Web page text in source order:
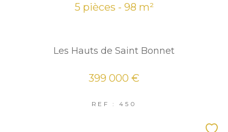
5 pièces - 98 m²
Les Hauts de Saint Bonnet
399 000 €
REF : 450